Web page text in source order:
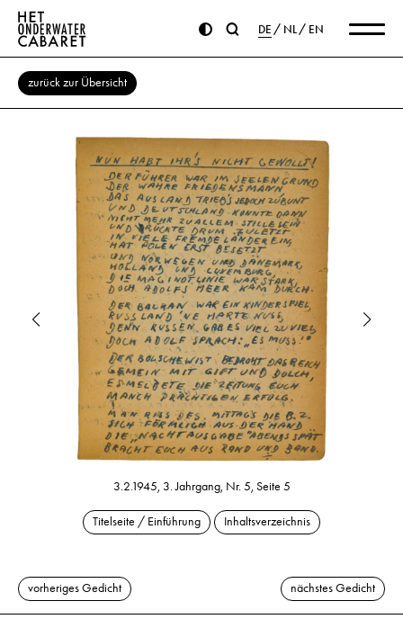
DE NL EN
zurück zur Übersicht
3.2.1945, 3. Jahrgang, Nr. 5, Seite 5
Titelseite / Einführung Inhaltsverzeichnis
vorheriges Gedicht nächstes Gedicht